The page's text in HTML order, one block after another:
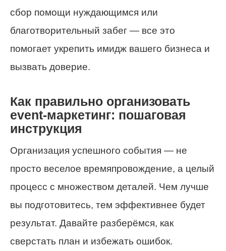
сбор помощи нуждающимся или
благотворительный забег — все это
помогает укрепить имидж вашего бизнеса и
вызвать доверие.
Как правильно организовать
event-маркетинг: пошаговая
инструкция
Организация успешного события — не
просто веселое времяпровождение, а целый
процесс с множеством деталей. Чем лучше
вы подготовитесь, тем эффективнее будет
результат. Давайте разберёмся, как
сверстать план и избежать ошибок.